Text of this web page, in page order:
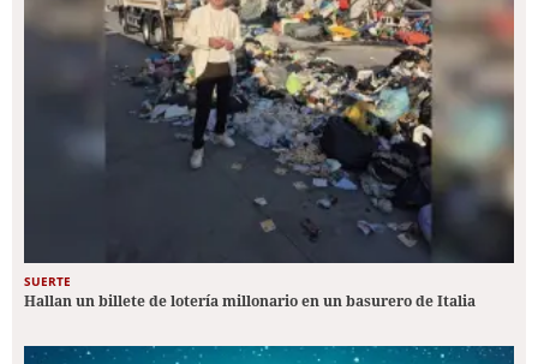
SUERTE
Hallan un billete de lotería millonario en un basurero de Italia